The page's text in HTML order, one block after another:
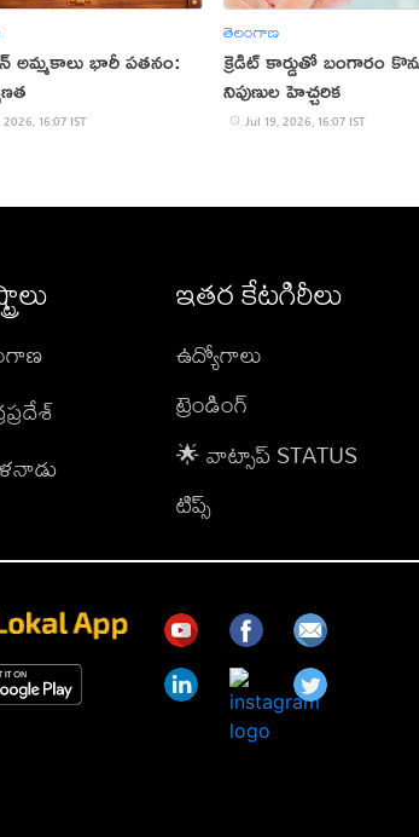
అమ్మకాలు భారీ పతనం:
2026, 16:07 IST
తెలంగాణ
క్రెడిట్ కార్డుతో బంగారం
నిపుణుల హెచ్చరిక
Jul 19, 2026, 16:07 IST
ఇతర కేటగిరీలు
ఉద్యోగాలు
ట్రెండింగ్
🌟 వాట్సాప్ STATUS
టిప్స్